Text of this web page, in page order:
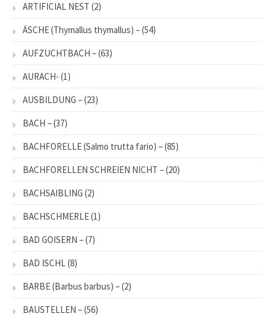
ARTIFICIAL NEST (2)
ÄSCHE (Thymallus thymallus) –(54)
AUFZUCHTBACH –(63)
AURACH- (1)
AUSBILDUNG –(23)
BACH –(37)
BACHFORELLE (Salmo trutta fario) –(85)
BACHFORELLEN SCHREIEN NICHT –(20)
BACHSAIBLING (2)
BACHSCHMERLE(1)
BAD GOISERN –(7)
BAD ISCHL(8)
BARBE (Barbus barbus) –(2)
BAUSTELLEN –(56)